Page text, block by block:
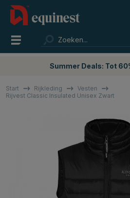
Summer Deals: Tot
Start Rijkleding
Vesten
Rijvest Classic Insulated Unisex Zwart